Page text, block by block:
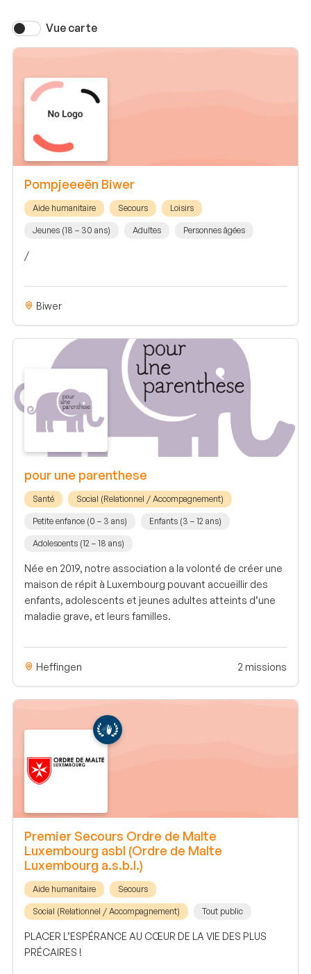
Vue carte
Pompjeeeën Biwer
Aide humanitaire Secours Loisirs
Jeunes (18 – 30 ans) Adultes Personnes âgées
/
Biwer
pour une parenthese
Santé Social (Relationnel / Accompagnement)
Petite enfance (0 – 3 ans) Enfants (3 – 12 ans)
Adolescents (12 – 18 ans)
Née en 2019, notre association a la volonté de créer une
maison de répit à Luxembourg pouvant accueillir des
enfants, adolescents et jeunes adultes atteints d’une
maladie grave, et leurs familles.
Heffingen 2 missions
Premier Secours Ordre de Malte
Luxembourg asbl (Ordre de Malte
Luxembourg a.s.b.l.)
Aide humanitaire Secours
Social (Relationnel / Accompagnement) Tout public
PLACER L’ESPÉRANCE AU CŒUR DE LA VIE DES PLUS
PRÉCAIRES !